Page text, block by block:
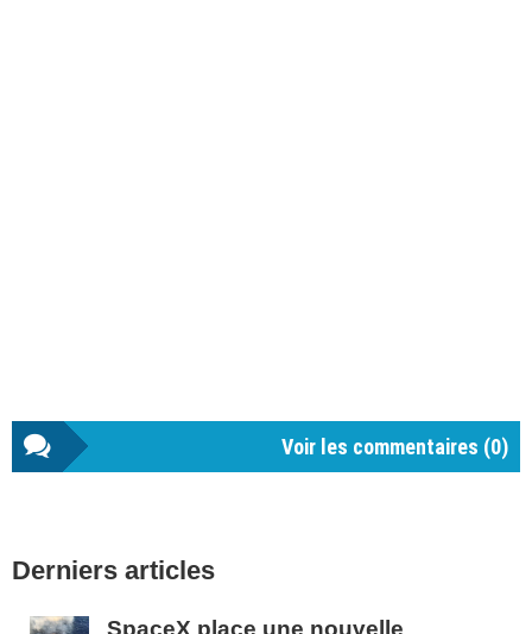
Voir les commentaires (0)
latérale
Derniers articles
SpaceX place une nouvelle